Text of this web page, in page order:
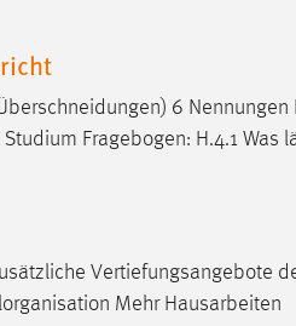
6 Nennungen
Fragebogen: H.4.1 Was
Vertiefungsangebote
Mehr Hausarbeiten